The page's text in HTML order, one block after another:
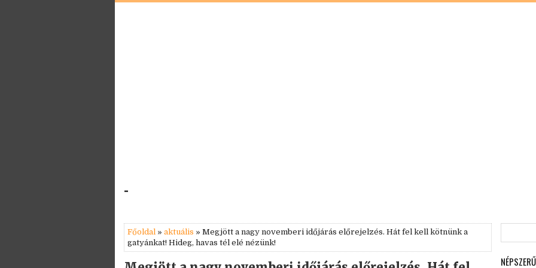
-
Főoldal » aktuális » Megjött a nagy novemberi időjárás előrejelzés. Hát fel kell kötnünk a
gatyánkat! Hideg, havas tél elé nézünk!